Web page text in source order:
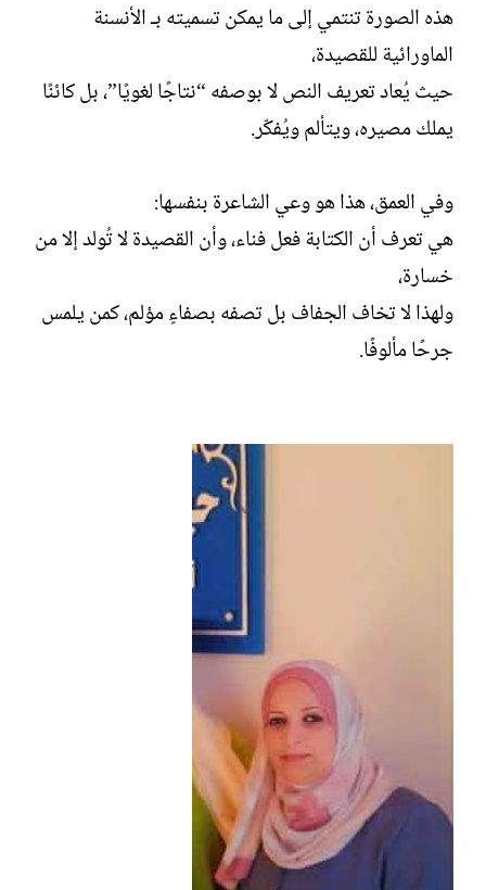
هذه الصورة تنتمي إلى ما يمكن تسميته بـ الأنسنة
الماورائية للقصيدة،
حيث يُعاد تعريف النص لا بوصفه “نتاجًا لغويًا”، بل كائنًا
يملك مصيره، ويتألم ويُفكّر.
وفي العمق، هذا هو وعي الشاعرة بنفسها:
هي تعرف أن الكتابة فعل فناء، وأن القصيدة لا تُولد إلا من
خسارة،
ولهذا لا تخاف الجفاف بل تصفه بصفاءٍ مؤلم، كمن يلمس
جرحًا مألوفًا.